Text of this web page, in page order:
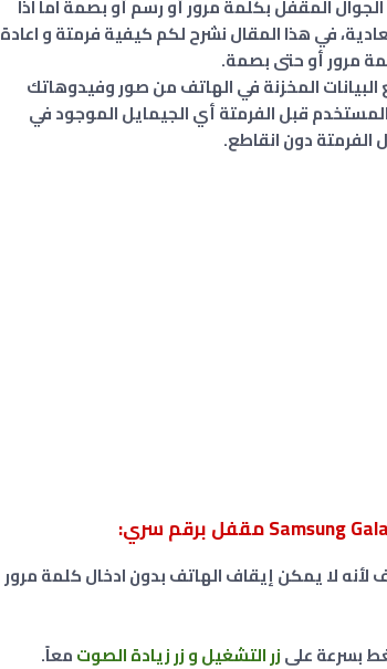
المقفل بكلمة مرور أو رسم أو بصمة اما اذا
في هذا المقال نشرح لكم كيفية فرمتة و اعادة
مرور أو حتى بصمة.
البيانات المخزنة في الهاتف من صور وفيدوهاتك
قبل الفرمتة أي الجيمايل الموجود في
دون انقاطع.
لأنه لا يمكن إيقاف الهاتف بدون ادخال كلمة مرور
بسرعة علىزر التشغيل و زر زيادة الصوتمعاً.